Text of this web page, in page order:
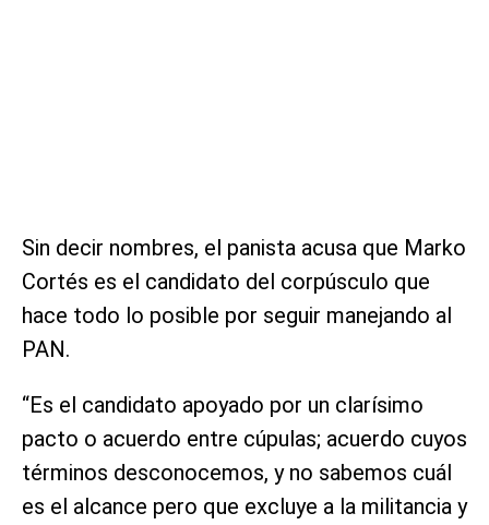
Sin decir nombres, el panista acusa que Marko
Cortés es el candidato del corpúsculo que
hace todo lo posible por seguir manejando al
PAN.
“Es el candidato apoyado por un clarísimo
pacto o acuerdo entre cúpulas; acuerdo cuyos
términos desconocemos, y no sabemos cuál
es el alcance pero que excluye a la militancia y